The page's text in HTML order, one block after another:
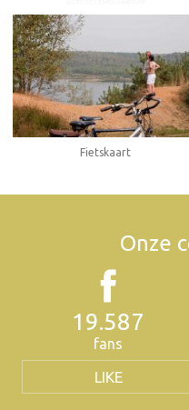
Fietskaart
Onze
19.587
fans
LIKE